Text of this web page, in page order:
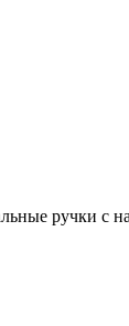
ручки с